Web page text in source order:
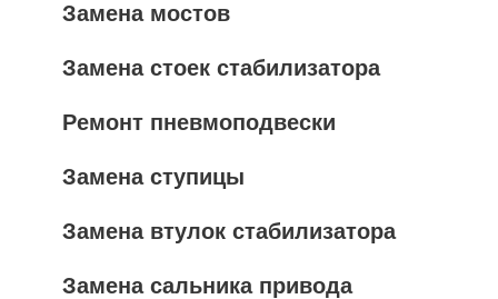
Замена мостов
Замена стоек стабилизатора
Ремонт пневмоподвески
Замена ступицы
Замена втулок стабилизатора
Замена сальника привода